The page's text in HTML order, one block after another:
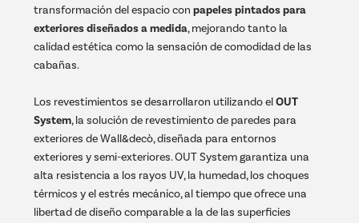
transformación del espacio con papeles pintados para
exteriores diseñados a medida, mejorando tanto la
calidad estética como la sensación de comodidad de las
cabañas.
Los revestimientos se desarrollaron utilizando elOUT
System, la solución de revestimiento de paredes para
exteriores de Wall&decò, diseñada para entornos
exteriores y semi-exteriores. OUT System garantiza una
alta resistencia a los rayos UV, la humedad, los choques
térmicos y el estrés mecánico, al tiempo que ofrece una
libertad de diseño comparable a la de las superficies